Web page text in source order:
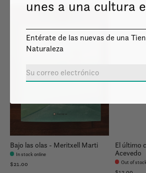
Bajo las olas - Meritxell Marti
In stock online
$21.00
El último
Acevedo
Out of
unes a una cultura
Entérate de las nuevas de una
Naturaleza